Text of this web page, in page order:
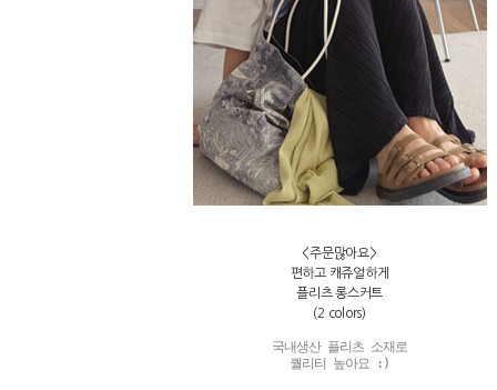
<주문많아요>
편하고 캐쥬얼하게
플리츠 롱스커트
(2 colors)
국내생산 플리츠 소재로
퀄리티 높아요 :)